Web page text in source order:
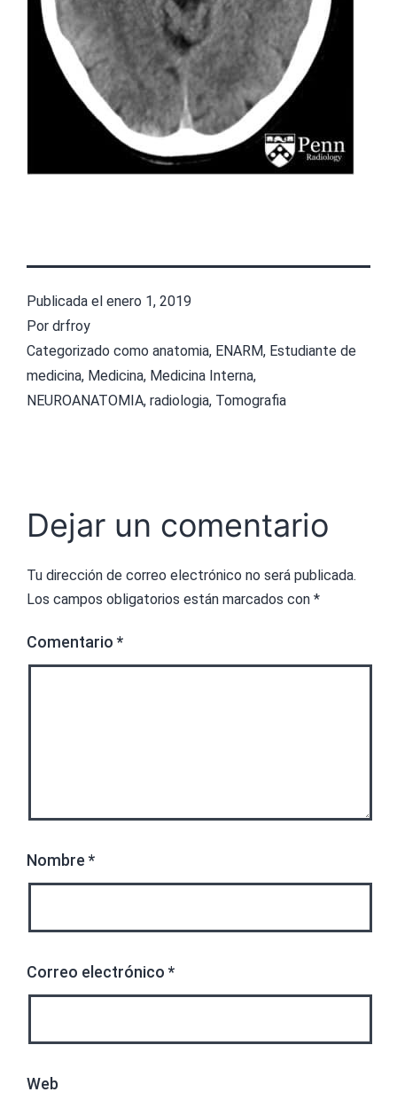
Publicada el enero 1, 2019
Por drfroy
Categorizado como anatomia, ENARM, Estudiante de
medicina, Medicina, Medicina Interna,
NEUROANATOMIA, radiologia, Tomografia
Dejar un comentario
Tu dirección de correo electrónico no será publicada.
Los campos obligatorios están marcados con *
Comentario *
Nombre *
Correo electrónico *
Web